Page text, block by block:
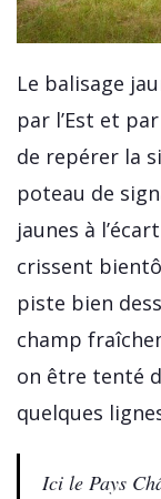
Le balisage
par l’Est et
de repérer la
poteau de
jaunes à
crissent
piste bien
champ
on être tenté
quelques
Ici le Pays